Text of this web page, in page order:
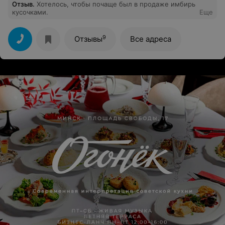
Отзыв. Хотелось, чтобы почаще был в продаже имбирь
кусочками.
Еще
Отзывы9 Все адреса